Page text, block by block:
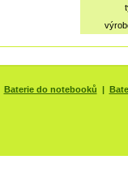
Baterie do notebooků |